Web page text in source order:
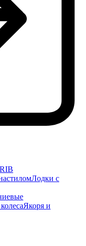
Лодки с
Якоря и